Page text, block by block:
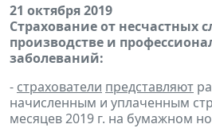
21 октября 2019
Страхование от несчастных
производстве и
заболеваний:
- страхователи представляют
начисленным и уплаченным
месяцев 2019 г. на бумажном